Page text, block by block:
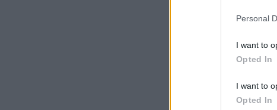
Personal
I want to
Opted In
I want to
Opted In